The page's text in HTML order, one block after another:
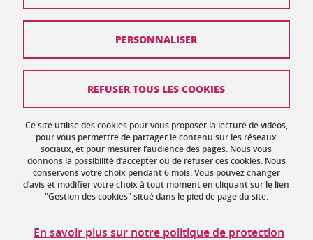
Contact
Mentions légales
Données personnelles : politique de confidentialité
Gestion des cookies
Accessibilité : non conforme
Ce site utilise des cookies pour vous proposer la lecture de vidéos,
pour vous permettre de partager le contenu sur les réseaux
sociaux, et pour mesurer l’audience des pages. Nous vous
donnons la possibilité d’accepter ou de refuser ces cookies. Nous
conservons votre choix pendant 6 mois. Vous pouvez changer
d’avis et modifier votre choix à tout moment en cliquant sur le lien
"Gestion des cookies" situé dans le pied de page du site.
En savoir plus sur notre politique de protection
REFUSER TOUS LES COOKIES
PERSONNALISER